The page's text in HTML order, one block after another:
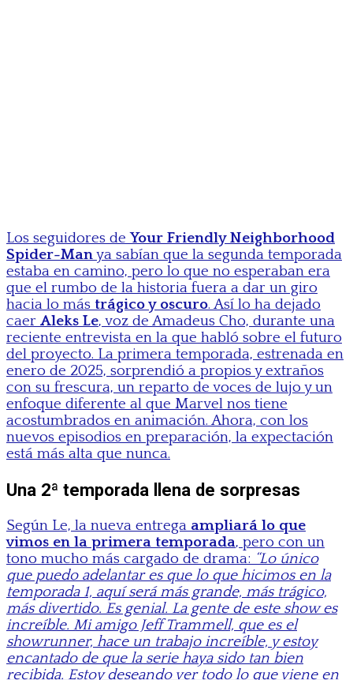
Los seguidores deYour Friendly Neighborhood
Spider-Manya sabían que la segunda temporada
estaba en camino, pero lo que no esperaban era
que el rumbo de la historia fuera a dar un giro
hacia lo más trágico y oscuro. Así lo ha dejado
caer Aleks Le, voz de Amadeus Cho, durante una
reciente entrevista en la que habló sobre el futuro
del proyecto. La primera temporada, estrenada en
enero de 2025, sorprendió a propios y extraños
con su frescura, un reparto de voces de lujo y un
enfoque diferente al que Marvel nos tiene
acostumbrados en animación. Ahora, con los
nuevos episodios en preparación, la expectación
está más alta que nunca.
Una 2ª temporada llena de sorpresas
Según Le, la nueva entrega ampliará lo que
vimos en la primera temporada, pero con un
tono mucho más cargado de drama: “Lo único
que puedo adelantar es que lo que hicimos en la
temporada 1, aquí será más grande, más trágico,
más divertido. Es genial. La gente de este show es
increíble. Mi amigo Jeff Trammell, que es el
showrunner, hace un trabajo increíble, y estoy
encantado de que la serie haya sido tan bien
recibida. Estoy deseando ver todo lo que viene en